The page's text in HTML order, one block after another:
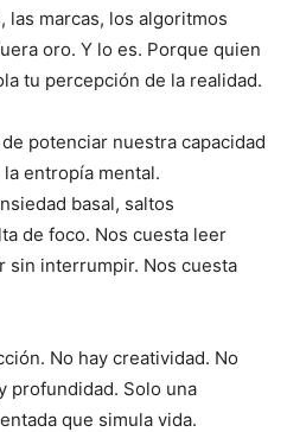
las marcas, los algoritmos
oro. Y lo es. Porque quien
tu percepción de la realidad.
potenciar nuestra capacidad
entropía mental.
basal, saltos
de foco. Nos cuesta leer
sin interrumpir. Nos cuesta
No hay creatividad. No
profundidad. Solo una
que simula vida.